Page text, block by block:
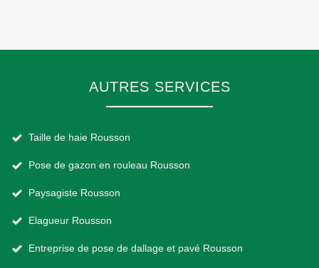
AUTRES SERVICES
Taille de haie Rousson
Pose de gazon en rouleau Rousson
Paysagiste Rousson
Elagueur Rousson
Entreprise de pose de dallage et pavé Rousson